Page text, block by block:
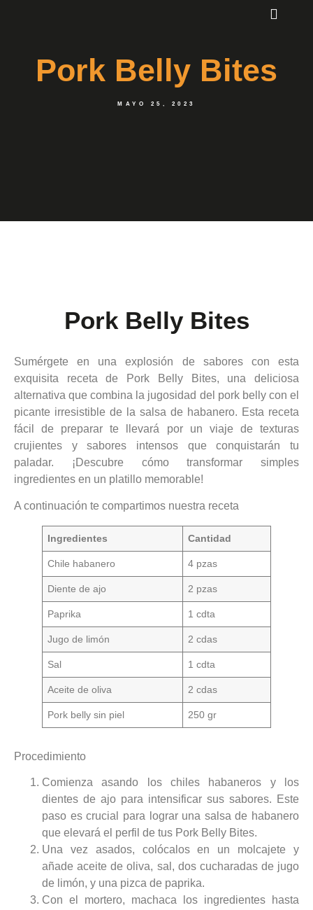
Pork Belly Bites
MAYO 25, 2023
Pork Belly Bites
Sumérgete en una explosión de sabores con esta
exquisita receta de Pork Belly Bites, una deliciosa
alternativa que combina la jugosidad del pork belly con el
picante irresistible de la salsa de habanero. Esta receta
fácil de preparar te llevará por un viaje de texturas
crujientes y sabores intensos que conquistarán tu
paladar. ¡Descubre cómo transformar simples
ingredientes en un platillo memorable!
A continuación te compartimos nuestra receta
Ingredientes Cantidad
Chile habanero 4 pzas
Diente de ajo 2 pzas
Paprika 1 cdta
Jugo de limón 2 cdas
Sal 1 cdta
Aceite de oliva 2 cdas
Pork belly sin piel 250 gr
Procedimiento
Comienza asando los chiles habaneros y los
dientes de ajo para intensificar sus sabores. Este
paso es crucial para lograr una salsa de habanero
que elevará el perfil de tus Pork Belly Bites.
Una vez asados, colócalos en un molcajete y
añade aceite de oliva, sal, dos cucharadas de jugo
de limón, y una pizca de paprika.
Con el mortero, machaca los ingredientes hasta